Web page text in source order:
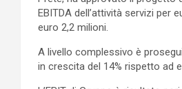
EBITDA dell’attività servizi per
euro 2,2 milioni.
A livello complessivo è
in crescita del 14% rispetto ad